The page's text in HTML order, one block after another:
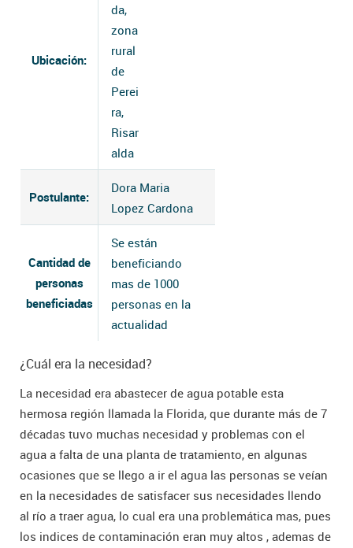
Ubicación:
da,
zona
rural
de
Perei
ra,
Risar
alda
Postulante:
Dora Maria
Lopez Cardona
Cantidad de
personas
beneficiadas
Se están
beneficiando
mas de 1000
personas en la
actualidad
¿Cuál era la necesidad?
La necesidad era abastecer de agua potable esta
hermosa región llamada la Florida, que durante más de 7
décadas tuvo muchas necesidad y problemas con el
agua a falta de una planta de tratamiento, en algunas
ocasiones que se llego a ir el agua las personas se veían
en la necesidades de satisfacer sus necesidades llendo
al río a traer agua, lo cual era una problemática mas, pues
los indices de contaminación eran muy altos , ademas de